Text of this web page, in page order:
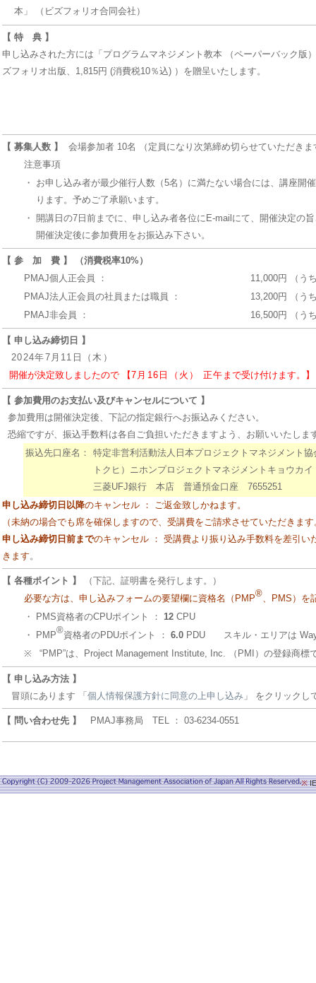
本」 （ビズフォリオ合同会社）
【 特 典 】
申し込みされた方には「プログラムマネジメント教本 （ペーパーバック版
ズフォリオ出版、1,815円 (消費税10％込) ）を贈呈いたします。
【 募集人数 】 会場参加者 10名 （定員になり次第締め切らせていただきま
注意事項
・
お申し込み者が最少催行人数（5名）に満たない場合には、講座開
ります。予めご了承願います。
・
開講日の7日前までに、申し込み者各位にE-mailにて、開催決定の
開催決定後に参加費用をお振込み下さい。
【 参 加 費 】 （消費税率10%）
PMAJ個人正会員 ：
11,000円 （う
PMAJ法人正会員の社員または職員 ：
13,200円 （う
PMAJ非会員 ：
16,500円 （う
【 申し込み締切日 】
2024年7月11日（木）
開催が決定致しましたので 【7月16日（火） 正午 まで受け付けます。】
【 参加費用のお支払い及びキャンセルについて 】
参加費用は開催決定後、下記の指定銀行へお振込みください。
恐縮ですが、振込手数料は各自ご負担いただきますよう、お願いいたしま
振込先口座名：
特定非営利活動法人日本プロジェクトマネジメント協
トクヒ）ニホンプロジェクトマネジメントキョウカイ
三菱UFJ銀行 本店 普通預金口座 7655251
申し込み締切日以降のキャンセル ： ご返金致しかねます。
（未納の場合でも席を確保しますので、受講費をご請求させていただきま
申し込み締切日前までのキャンセル ： 受講費より振り込み手数料を差引い
きます。
【 各種ポイント 】
（下記、証明書を発行します。）
必要な方は、申し込みフォームの要望欄に資格名（PMP
®
、PMS）を
・
PMS資格者のCPUポイント ： 12 CPU
・
PMP
®
資格者のPDUポイント ： 6.0 PDU スキル・エリアは
※
“PMP”は、Project Management Institute, Inc. （PMI）の登録商標
【 申し込み方法 】
冒頭にあります 「 個人情報保護方針に同意の上申し込み 」 をクリックし
【 問い合わせ先 】 PMAJ事務局 TEL ： 03-6234-0551
※